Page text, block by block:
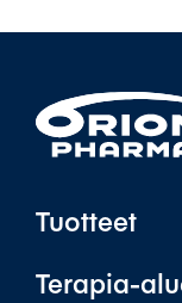
Tuotteet
Terapia-